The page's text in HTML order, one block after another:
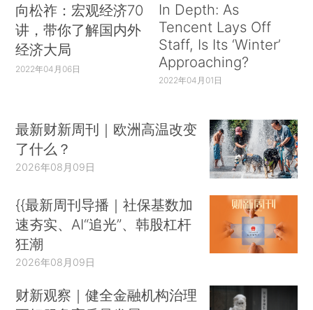
向松祚：宏观经济70
讲，带你了解国内外
经济大局
2022年04月06日
In Depth: As
Tencent Lays Off
Staff, Is Its ‘Winter’
Approaching?
2022年04月01日
最新财新周刊｜欧洲高温改变
了什么？
2026年08月09日
{{最新周刊导播｜社保基数加
速夯实、AI“追光”、韩股杠杆
狂潮
2026年08月09日
财新观察｜健全金融机构治理